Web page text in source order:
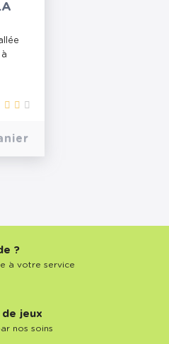
?
à votre service
de jeux
nos soins